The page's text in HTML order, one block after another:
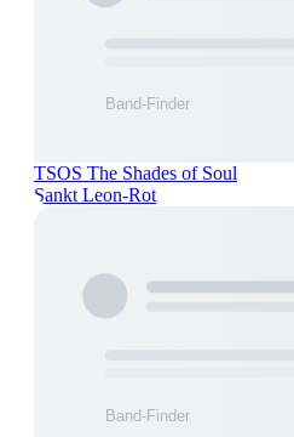
TSOS The Shades of Soul
Sankt Leon-Rot